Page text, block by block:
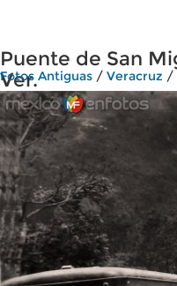
Puente de San
Ver.
Fotos Antiguas / Veracruz /